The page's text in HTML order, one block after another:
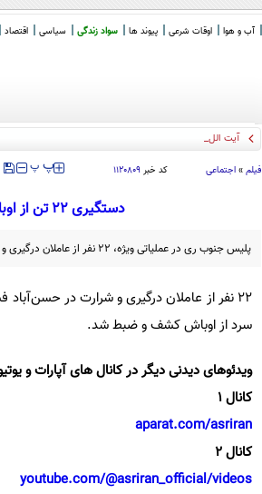
آب و هوا اوقات شرعی پیوند ها سواد زندگی سیاسی اقتصاد
آیت الله محقق داماد
فیلم » اجتماعی کد خبر ۱۱۲۰۸۰۹ ‍‍‍ پ پ
دستگیری ۲۲ تن از اوباش فشافویه در عملیات ویژه پلیس جنوب ری (فیلم)
پلیس جنوب ری در عملیاتی ویژه، ۲۲ نفر از عاملان درگیری و شرارت در حسن‌آباد فشافویه را دستگیر کرده و مقادیری سلاح گرم و سرد از آنان کشف و ضبط نمود.
۲۲ نفر از عاملان درگیری و شرارت در
سرد از اوباش کشف و ضبط شد.
ویدئوهای دیدنی دیگر در کانال های آپارات و
کانال 1
aparat.com/asriran
کانال 2
youtube.com/@asriran_official/videos